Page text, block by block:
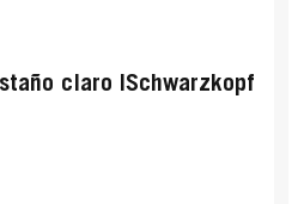
claro |Schwarzkopf